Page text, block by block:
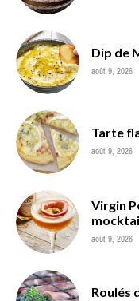
Dip de
août 9, 2026
Tarte
août 9, 2026
Virgin
août 9, 2026
Roulés